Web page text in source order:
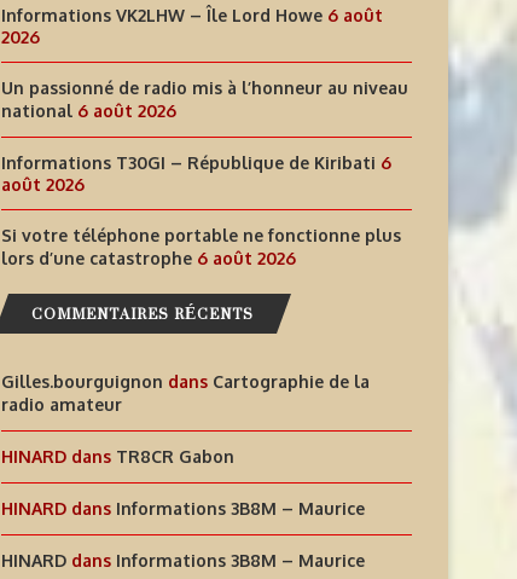
INFORMATIONS T30GI –
RÉPUBLIQUE DE KIRIBATI
6 août 2026
SI VOTRE TÉLÉPHONE
NE FONCTIONNE PLUS
Informations VK2LHW – Île Lord Howe 6 août
2026
Un passionné de radio mis à l’honneur au niveau
national 6 août 2026
Informations T30GI – République de Kiribati 6
août 2026
Si votre téléphone portable ne fonctionne plus
lors d’une catastrophe 6 août 2026
COMMENTAIRES RÉCENTS
Gilles.bourguignon dans Cartographie de la
radio amateur
HINARD dans TR8CR Gabon
HINARD dans Informations 3B8M – Maurice
HINARD dans Informations 3B8M – Maurice